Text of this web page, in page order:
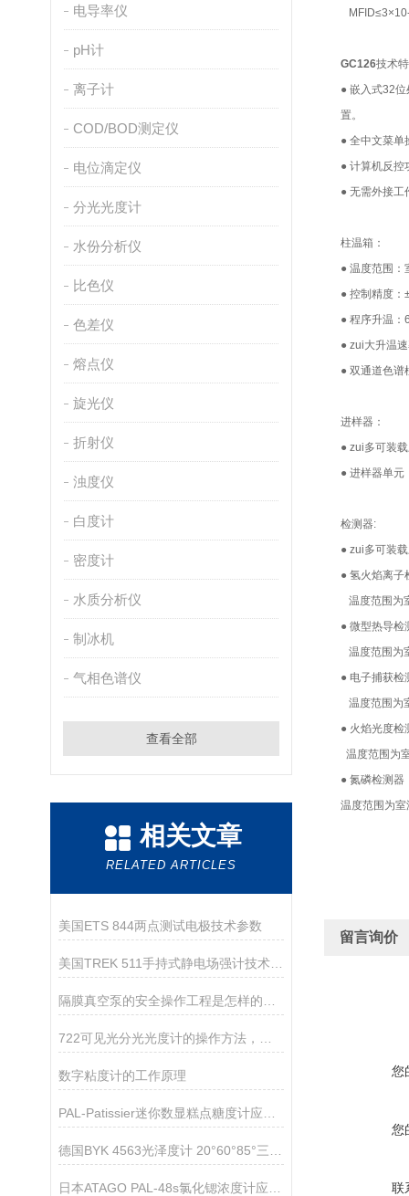
电导率仪
pH计
离子计
COD/BOD测定仪
电位滴定仪
分光光度计
水份分析仪
比色仪
色差仪
熔点仪
旋光仪
折射仪
浊度仪
白度计
密度计
水质分析仪
制冰机
气相色谱仪
查看全部
相关文章
RELATED ARTICLES
美国ETS 844两点测试电极技术参数
美国TREK 511手持式静电场强计技术参数
数字粘度计的工作原理
GC126技术
● 嵌入式32
置。
● 全中文菜单
● 计算机反控
● 无需外接工
柱温箱：
● 温度范围
● 控制精度
● 程序升温：
● zui大升温
● 双通道色谱
进样器：
● zui多可装
● 进样器单元
检测器:
● zui多可装
● 氢火焰离子
温度范围为
● 微型热导检
温度范围为
● 电子捕获检
温度范围为
● 火焰光度检
温度范围为
● 氮磷检测器
温度范围为
留言询价
您
您
联